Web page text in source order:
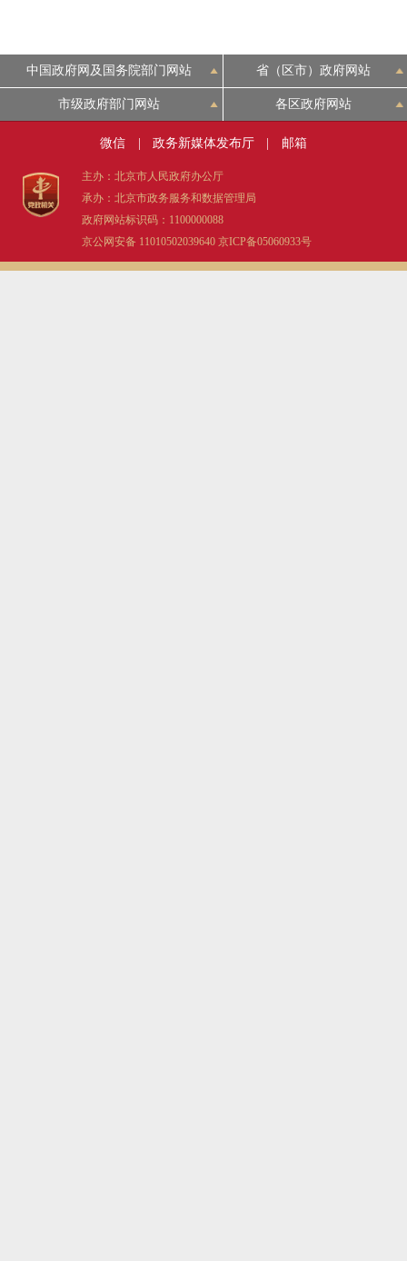
中国政府网及国务院部门网站 省（区市）政府网站
市级政府部门网站 各区政府网站
微信 政务新媒体发布厅 邮箱
主办：北京市人民政府办公厅
承办：北京市政务服务和数据管理局
政府网站标识码：1100000088
京公网安备 11010502039640 京ICP备05060933号